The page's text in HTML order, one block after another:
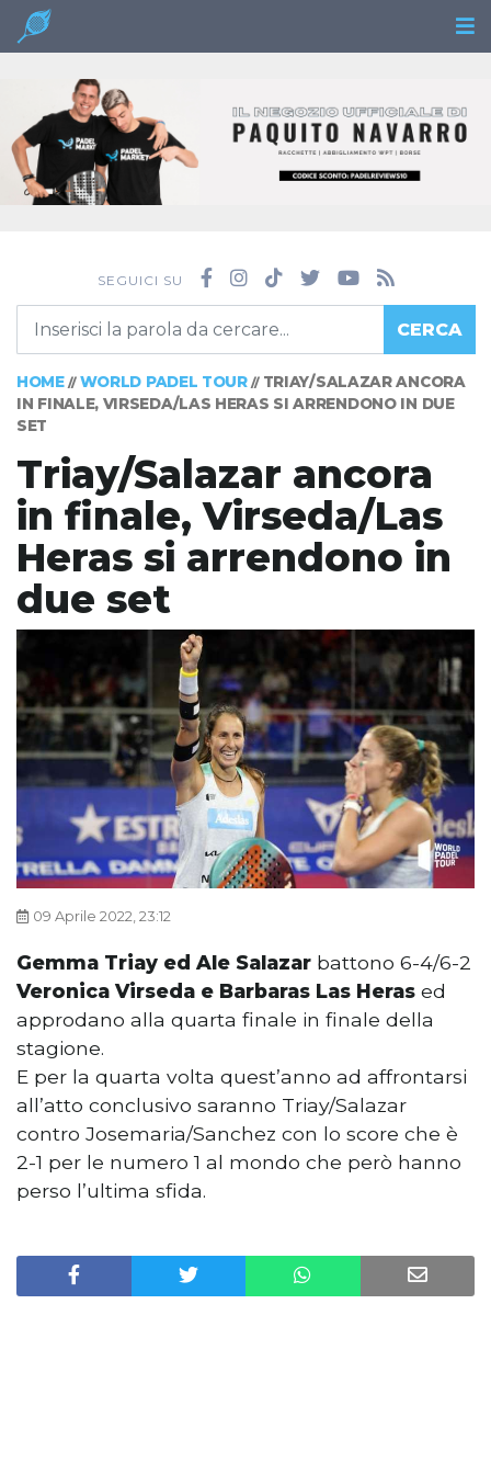
SEGUICI SU
CERCA
HOME// WORLD PADEL TOUR// TRIAY/SALAZAR ANCORA
IN FINALE, VIRSEDA/LAS HERAS SI ARRENDONO IN DUE
SET
Triay/Salazar ancora
in finale, Virseda/Las
Heras si arrendono in
due set
09 Aprile 2022, 23:12
Gemma Triay ed Ale Salazar battono 6-4/6-2
Veronica Virseda e Barbaras Las Heras ed
approdano alla quarta finale in finale della
stagione.
E per la quarta volta quest’anno ad affrontarsi
all’atto conclusivo saranno Triay/Salazar
contro Josemaria/Sanchez con lo score che è
2-1 per le numero 1 al mondo che però hanno
perso l’ultima sfida.